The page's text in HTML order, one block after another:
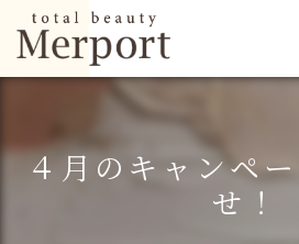
４月のキャンペ
せ！